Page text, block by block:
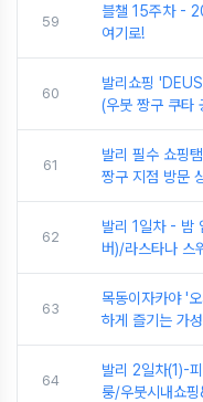
59
블챌 15주차 -
여기로!
60
발리쇼핑
(우붓 짱구 쿠타
61
발리 필수 쇼핑
짱구 지점 방문
62
발리 1일차 - 밤
버)/라스타나 스
63
목동이자카야 '
하게 즐기는 가
64
발리 2일차(1)-
룽/우붓시내쇼